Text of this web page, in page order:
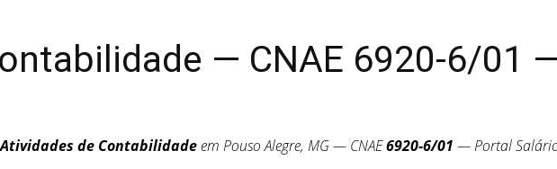
— CNAE 6920-6/01
Atividades de Contabilidadeem Pouso Alegre, MG — CNAE6920-6/01 — Portal Salário